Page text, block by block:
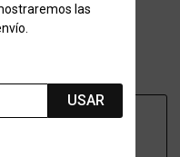
las
USAR